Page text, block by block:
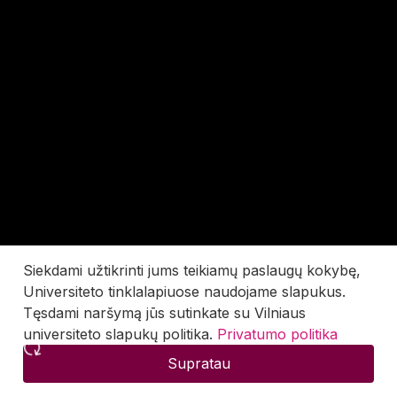
Siekdami užtikrinti jums teikiamų paslaugų kokybę,
Universiteto tinklalapiuose naudojame slapukus.
Tęsdami naršymą jūs sutinkate su Vilniaus
universiteto slapukų politika. Privatumo politika
Supratau